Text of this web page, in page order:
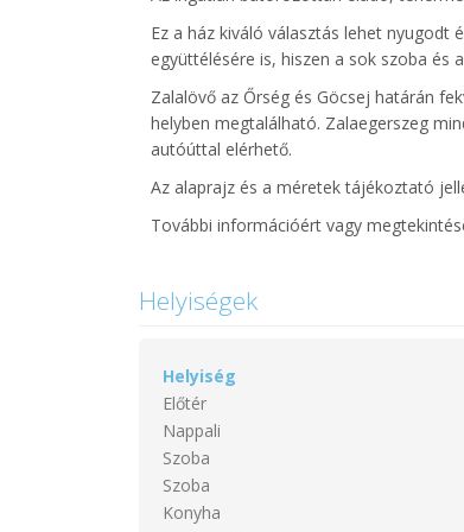
Ez a ház kiváló választás lehet nyugodt
együttélésére is, hiszen a sok szoba és
Zalalövő az Őrség és Göcsej határán
helyben megtalálható. Zalaegerszeg
autóúttal elérhető.
Az alaprajz és a méretek tájékoztató
További információért vagy
Helyiségek
Helyiség
Előtér
Nappali
Szoba
Szoba
Konyha